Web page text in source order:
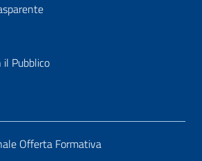
il Pubblico
Offerta Formativa